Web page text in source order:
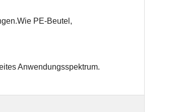
PE-Beutel,
Anwendungsspektrum.